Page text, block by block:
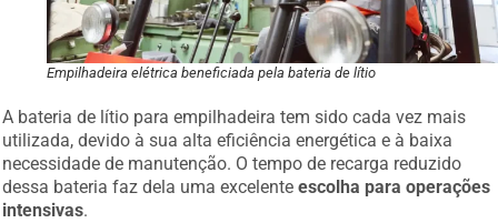
Empilhadeira elétrica beneficiada pela bateria de lítio
A bateria de lítio para empilhadeira tem sido cada vez mais
utilizada, devido à sua alta eficiência energética e à baixa
necessidade de manutenção. O tempo de recarga reduzido
dessa bateria faz dela uma excelenteescolha para operações
intensivas.